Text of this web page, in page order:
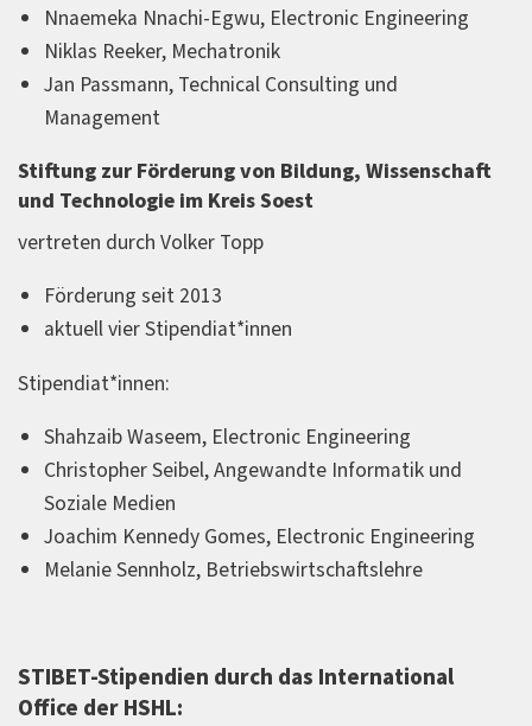
Nnaemeka Nnachi-Egwu, Electronic Engineering
Niklas Reeker, Mechatronik
Jan Passmann, Technical Consulting und
Management
Stiftung zur Förderung von Bildung, Wissenschaft
und Technologie im Kreis Soest
vertreten durch Volker Topp
Förderung seit 2013
aktuell vier Stipendiat*innen
Stipendiat*innen:
Shahzaib Waseem, Electronic Engineering
Christopher Seibel, Angewandte Informatik und
Soziale Medien
Joachim Kennedy Gomes, Electronic Engineering
Melanie Sennholz, Betriebswirtschaftslehre
STIBET-Stipendien durch das International
Office der HSHL: